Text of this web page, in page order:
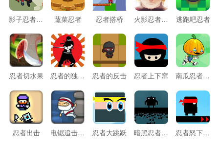
影子忍者传说 蔬菜忍者 忍者搭桥 火影忍者大跳跃 逃跑吧忍者
忍者切水果 忍者的独木桩试炼 忍者的反击 忍者上下窜 南瓜忍者跑酷
忍者出击 电锯追击忍者 忍者大跳跃 暗黑忍者爬高楼 忍者怒下一百层